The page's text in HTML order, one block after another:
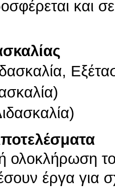
και
ολοκλήρωση
έργα για